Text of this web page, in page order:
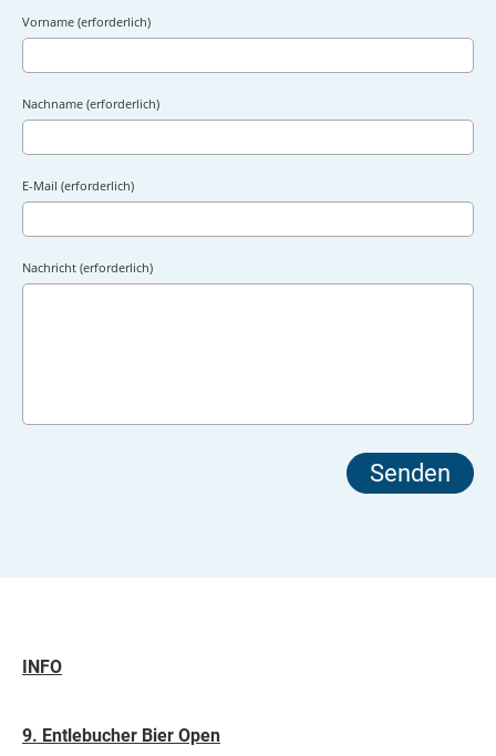
Vorname (erforderlich)
Nachname (erforderlich)
E-Mail (erforderlich)
Nachricht (erforderlich)
INFO
9. Entlebucher Bier Open